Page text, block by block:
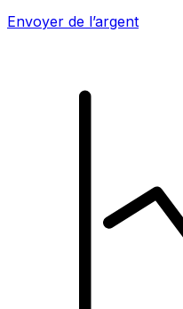
Envoyer de l’argent